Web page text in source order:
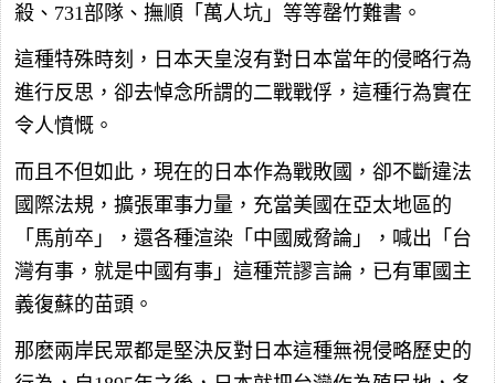
殺、731部隊、撫順「萬人坑」等等罄竹難書。
這種特殊時刻，日本天皇沒有對日本當年的侵略行為
進行反思，卻去悼念所謂的二戰戰俘，這種行為實在
令人憤慨。
而且不但如此，現在的日本作為戰敗國，卻不斷違法
國際法規，擴張軍事力量，充當美國在亞太地區的
「馬前卒」，還各種渲染「中國威脅論」，喊出「台
灣有事，就是中國有事」這種荒謬言論，已有軍國主
義復蘇的苗頭。
那麽兩岸民眾都是堅決反對日本這種無視侵略歷史的